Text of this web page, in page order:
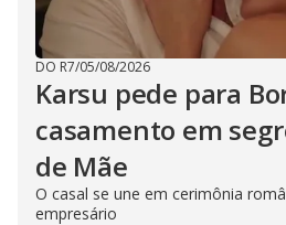
DO R7/05/08/2026
Karsu pede para
casamento em
de Mãe
O casal se une em cerimônia
empresário